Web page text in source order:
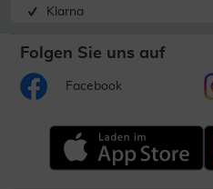
Klarna
Folgen Sie uns auf
Facebook